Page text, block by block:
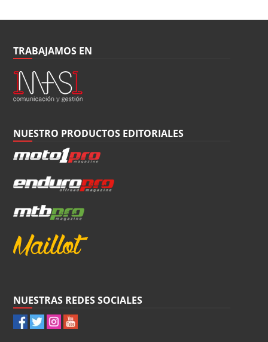
TRABAJAMOS EN
NUESTRO PRODUCTOS EDITORIALES
NUESTRAS REDES SOCIALES